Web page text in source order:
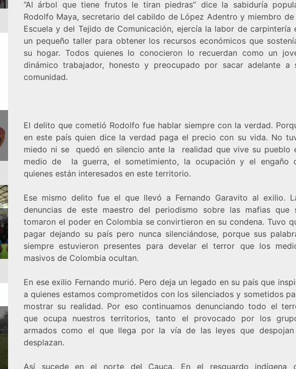
“Al árbol que tiene frutos le tiran piedras” dice la sabiduría
Rodolfo Maya, secretario del cabildo de López Adentro y miembro de
Escuela y del Tejido de Comunicación, ejercía la labor de carpintería
un pequeño taller para obtener los recursos económicos que
su hogar. Todos quienes lo conocieron lo recuerdan como un
dinámico trabajador, honesto y preocupado por sacar adelante a
comunidad.
El delito que cometió Rodolfo fue hablar siempre con la verdad.
en este país quien dice la verdad paga el precio con su vida. No
miedo ni se quedó en silencio ante la realidad que vive su pueblo
medio de la guerra, el sometimiento, la ocupación y el engaño
quienes están interesados en este territorio.
Ese mismo delito fue el que llevó a Fernando Garavito al exilio.
denuncias de este maestro del periodismo sobre las mafias que
tomaron el poder en Colombia se convirtieron en su condena. Tuvo
pagar dejando su país pero nunca silenciándose, porque sus
siempre estuvieron presentes para develar el terror que los
masivos de Colombia ocultan.
En ese exilio Fernando murió. Pero deja un legado en su país que
a quienes estamos comprometidos con los silenciados y sometidos
mostrar su realidad. Por eso continuamos denunciando todo el
que ocupa nuestros territorios, tanto el provocado por los
armados como el que llega por la vía de las leyes que
desplazan.
Así sucede en el norte del Cauca. En el resguardo indígena